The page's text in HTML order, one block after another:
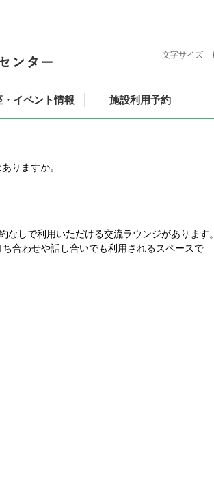
文字サイズ
・イベント情報 施設利用予約
りますか。
しで利用いただける交流ラウンジがあります。
合わせや話し合いでも利用されるスペースで